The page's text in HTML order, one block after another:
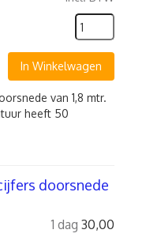
In Winkelwagen
van 1,8 mtr.
heeft 50
doorsnede
1 dag 30,00